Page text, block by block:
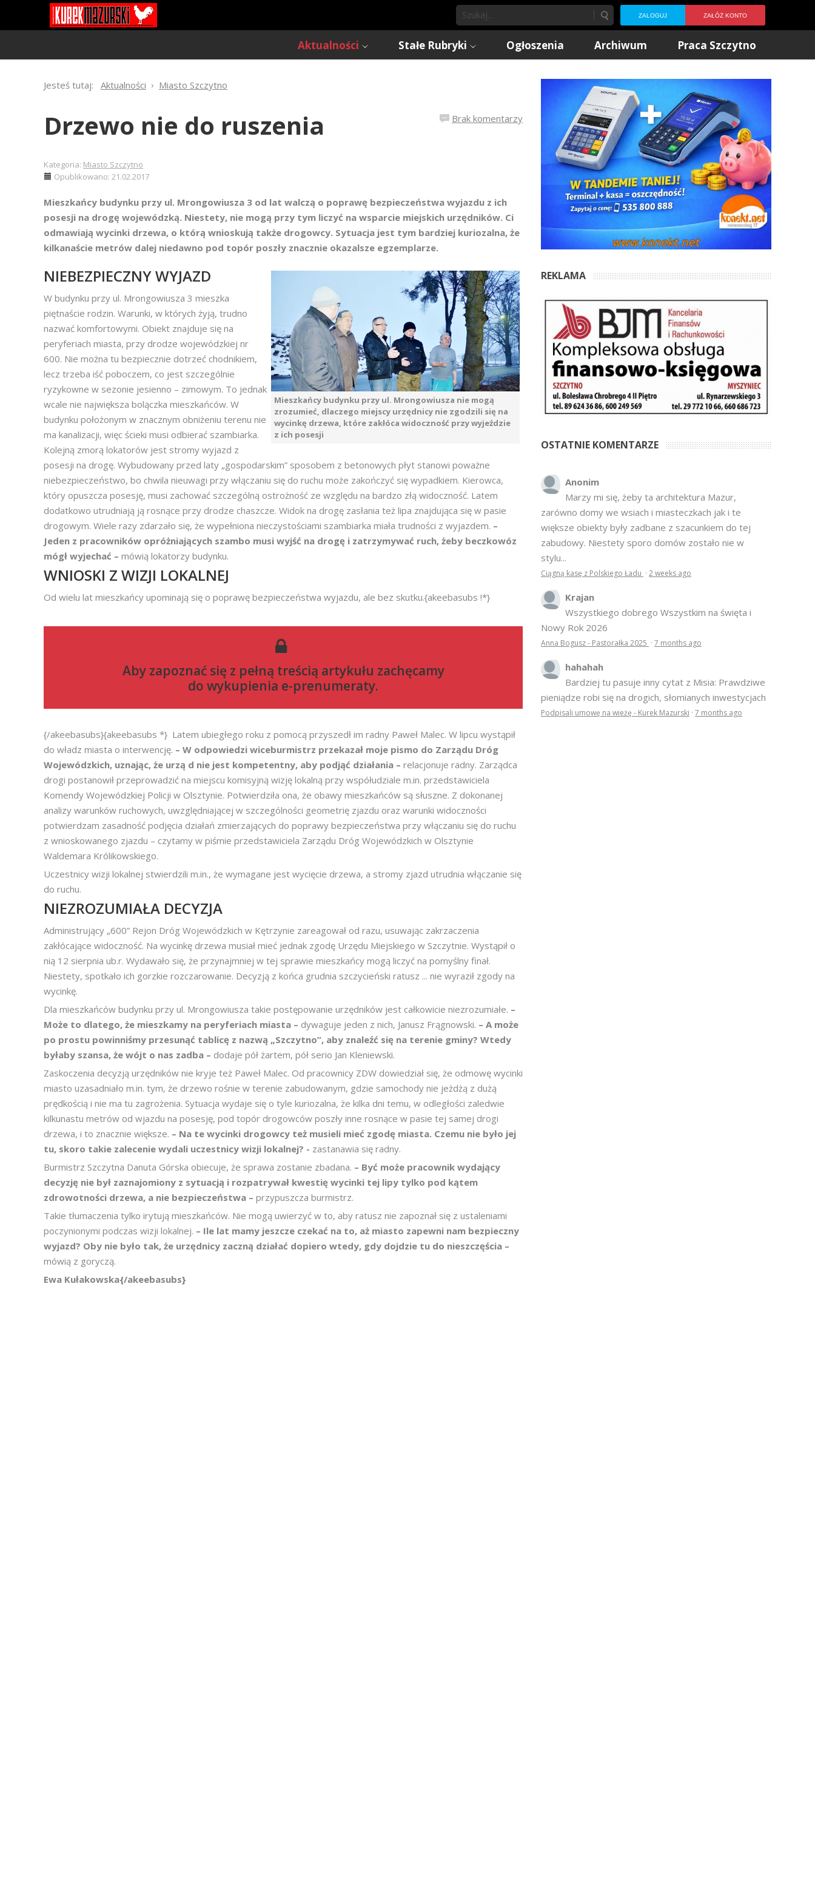
ZALOGUJ ZAŁÓŻ KONTO
Aktualności Stałe Rubryki Ogłoszenia Archiwum Praca Szczytno
Jesteś tutaj: Aktualności Miasto Szczytno
Brak komentarzy
Drzewo nie do ruszenia
Kategoria: Miasto Szczytno
Opublikowano: 21.02.2017
Mieszkańcy budynku przy ul. Mrongowiusza 3 od lat walczą o poprawę bezpieczeństwa wyjazdu z ich
posesji na drogę wojewódzką. Niestety, nie mogą przy tym liczyć na wsparcie miejskich urzędników. Ci
odmawiają wycinki drzewa, o którą wnioskują także drogowcy. Sytuacja jest tym bardziej kuriozalna, że
kilkanaście metrów dalej niedawno pod topór poszły znacznie okazalsze egzemplarze.
Mieszkańcy budynku przy ul. Mrongowiusza nie mogą
zrozumieć, dlaczego miejscy urzędnicy nie zgodzili się na
wycinkę drzewa, które zakłóca widoczność przy wyjeździe
z ich posesji
NIEBEZPIECZNY WYJAZD
W budynku przy ul. Mrongowiusza 3 mieszka
piętnaście rodzin. Warunki, w których żyją, trudno
nazwać komfortowymi. Obiekt znajduje się na
peryferiach miasta, przy drodze wojewódzkiej nr
600. Nie można tu bezpiecznie dotrzeć chodnikiem,
lecz trzeba iść poboczem, co jest szczególnie
ryzykowne w sezonie jesienno – zimowym. To jednak
wcale nie największa bolączka mieszkańców. W
budynku położonym w znacznym obniżeniu terenu nie
ma kanalizacji, więc ścieki musi odbierać szambiarka.
Kolejną zmorą lokatorów jest stromy wyjazd z
posesji na drogę. Wybudowany przed laty „gospodarskim” sposobem z betonowych płyt stanowi poważne
niebezpieczeństwo, bo chwila nieuwagi przy włączaniu się do ruchu może zakończyć się wypadkiem. Kierowca,
który opuszcza posesję, musi zachować szczególną ostrożność ze względu na bardzo złą widoczność. Latem
dodatkowo utrudniają ją rosnące przy drodze chaszcze. Widok na drogę zasłania też lipa znajdująca się w pasie
drogowym. Wiele razy zdarzało się, że wypełniona nieczystościami szambiarka miała trudności z wyjazdem. –
Jeden z pracowników opróżniających szambo musi wyjść na drogę i zatrzymywać ruch, żeby beczkowóz
mógł wyjechać – mówią lokatorzy budynku.
WNIOSKI Z WIZJI LOKALNEJ
Od wielu lat mieszkańcy upominają się o poprawę bezpieczeństwa wyjazdu, ale bez skutku.{akeebasubs !*}
Aby zapoznać się z pełną treścią artykułu zachęcamy
do wykupienia e-prenumeraty.
{/akeebasubs}{akeebasubs *} Latem ubiegłego roku z pomocą przyszedł im radny Paweł Malec. W lipcu wystąpił
do władz miasta o interwencję. – W odpowiedzi wiceburmistrz przekazał moje pismo do Zarządu Dróg
Wojewódzkich, uznając, że urzą d nie jest kompetentny, aby podjąć działania – relacjonuje radny. Zarządca
drogi postanowił przeprowadzić na miejscu komisyjną wizję lokalną przy współudziale m.in. przedstawiciela
Komendy Wojewódzkiej Policji w Olsztynie. Potwierdziła ona, że obawy mieszkańców są słuszne. Z dokonanej
analizy warunków ruchowych, uwzględniającej w szczególności geometrię zjazdu oraz warunki widoczności
potwierdzam zasadność podjęcia działań zmierzających do poprawy bezpieczeństwa przy włączaniu się do ruchu
z wnioskowanego zjazdu – czytamy w piśmie przedstawiciela Zarządu Dróg Wojewódzkich w Olsztynie
Waldemara Królikowskiego.
Uczestnicy wizji lokalnej stwierdzili m.in., że wymagane jest wycięcie drzewa, a stromy zjazd utrudnia włączanie się
do ruchu.
NIEZROZUMIAŁA DECYZJA
Administrujący „600” Rejon Dróg Wojewódzkich w Kętrzynie zareagował od razu, usuwając zakrzaczenia
zakłócające widoczność. Na wycinkę drzewa musiał mieć jednak zgodę Urzędu Miejskiego w Szczytnie. Wystąpił o
nią 12 sierpnia ub.r. Wydawało się, że przynajmniej w tej sprawie mieszkańcy mogą liczyć na pomyślny finał.
Niestety, spotkało ich gorzkie rozczarowanie. Decyzją z końca grudnia szczycieński ratusz ... nie wyraził zgody na
wycinkę.
Dla mieszkańców budynku przy ul. Mrongowiusza takie postępowanie urzędników jest całkowicie niezrozumiałe. –
Może to dlatego, że mieszkamy na peryferiach miasta – dywaguje jeden z nich, Janusz Frągnowski. – A może
po prostu powinniśmy przesunąć tablicę z nazwą „Szczytno”, aby znaleźć się na terenie gminy? Wtedy
byłaby szansa, że wójt o nas zadba – dodaje pół żartem, pół serio Jan Kleniewski.
Zaskoczenia decyzją urzędników nie kryje też Paweł Malec. Od pracownicy ZDW dowiedział się, że odmowę wycinki
miasto uzasadniało m.in. tym, że drzewo rośnie w terenie zabudowanym, gdzie samochody nie jeżdżą z dużą
prędkością i nie ma tu zagrożenia. Sytuacja wydaje się o tyle kuriozalna, że kilka dni temu, w odległości zaledwie
kilkunastu metrów od wjazdu na posesję, pod topór drogowców poszły inne rosnące w pasie tej samej drogi
drzewa, i to znacznie większe. – Na te wycinki drogowcy też musieli mieć zgodę miasta. Czemu nie było jej
tu, skoro takie zalecenie wydali uczestnicy wizji lokalnej? - zastanawia się radny.
Burmistrz Szczytna Danuta Górska obiecuje, że sprawa zostanie zbadana. – Być może pracownik wydający
decyzję nie był zaznajomiony z sytuacją i rozpatrywał kwestię wycinki tej lipy tylko pod kątem
zdrowotności drzewa, a nie bezpieczeństwa – przypuszcza burmistrz.
Takie tłumaczenia tylko irytują mieszkańców. Nie mogą uwierzyć w to, aby ratusz nie zapoznał się z ustaleniami
poczynionymi podczas wizji lokalnej. – Ile lat mamy jeszcze czekać na to, aż miasto zapewni nam bezpieczny
wyjazd? Oby nie było tak, że urzędnicy zaczną działać dopiero wtedy, gdy dojdzie tu do nieszczęścia –
mówią z goryczą.
Ewa Kułakowska{/akeebasubs}
REKLAMA
OSTATNIE KOMENTARZE
Anonim
Marzy mi się, żeby ta architektura Mazur,
zarówno domy we wsiach i miasteczkach jak i te
większe obiekty były zadbane z szacunkiem do tej
zabudowy. Niestety sporo domów zostało nie w
stylu...
Ciągną kasę z Polskiego Ładu · 2 weeks ago
Krajan
Wszystkiego dobrego Wszystkim na święta i
Nowy Rok 2026
Anna Bogusz - Pastorałka 2025 · 7 months ago
hahahah
Bardziej tu pasuje inny cytat z Misia: Prawdziwe
pieniądze robi się na drogich, słomianych inwestycjach
Podpisali umowę na wieżę - Kurek Mazurski · 7 months ago